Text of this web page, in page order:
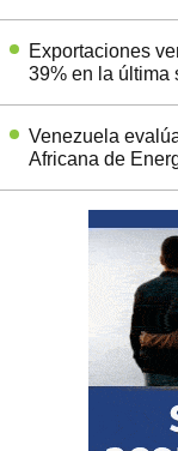
Exportaciones
39% en la última
Venezuela
Africana de